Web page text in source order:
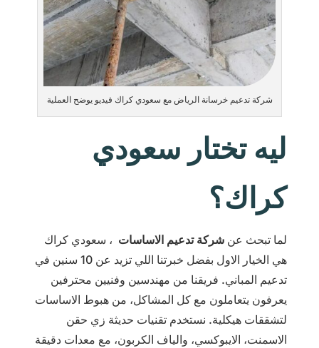
شركة تدعيم خرسانة الرياض مع سعودي كراك فيديو يوضح العملية
ليه تختار سعودي
كراك؟
لما تبحث عن شركة تدعيم الاساسات ، سعودي كراك
هي الخيار الاول بفضل خبرتنا اللي تزيد عن 10 سنين في
تدعيم المباني. فريقنا من مهندسين وفنيين محترفين
يعرفون يتعاملون مع كل المشاكل، من هبوط الاساسات
لتشققات هيكلية. نستخدم تقنيات حديثة زي حقن
الاسمنت، الايبوكسي، والياف الكربون، مع معدات دقيقة